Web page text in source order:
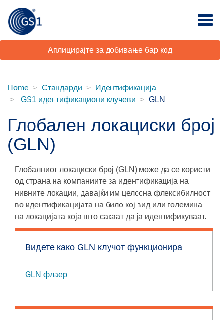
Аплицирајте за добивање бар код
Home Стандарди
Идентификација
GS1 идентификациони клучеви
GLN
Глобален локациски број
(GLN)
Глобалниот локациски број (GLN) може да се користи
од страна на компаниите за идентификација на
нивните локации, давајќи им целосна флексибилност
во идентификацијата на било кој вид или големина
на локацијата која што сакаат да ја идентификуваат.
Видете како GLN клучот функционира
GLN флаер